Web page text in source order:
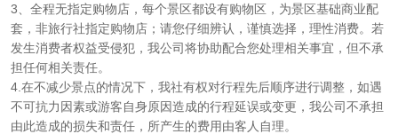
3、全程无指定购物店，每个景区都设有购物区，为景区基础商业配
套，非旅行社指定购物店；请您仔细辨认，谨慎选择，理性消费。若
发生消费者权益受侵犯，我公司将协助配合您处理相关事宜，但不承
担任何相关责任。
4.在不减少景点的情况下，我社有权对行程先后顺序进行调整，如遇
不可抗力因素或游客自身原因造成的行程延误或变更，我公司不承担
由此造成的损失和责任，所产生的费用由客人自理。